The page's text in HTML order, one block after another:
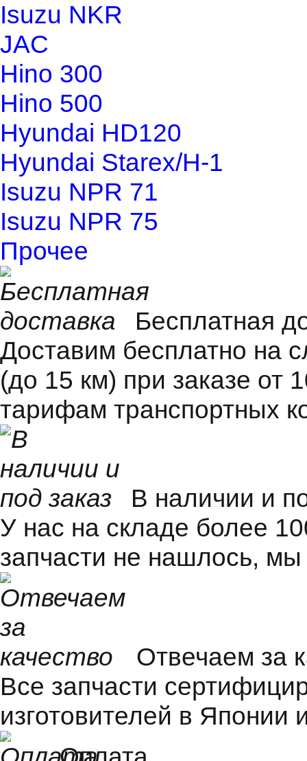
Isuzu NKR
JAC
Hino 300
Hino 500
Hyundai HD120
Hyundai Starex/H-1
Isuzu NPR 71
Isuzu NPR 75
Прочее
Бесплатная
Доставим бесплатно на
(до 15 км) при заказе от
тарифам транспортных
В наличии и
У нас на складе более
запчасти не нашлось,
Отвечаем за
Все запчасти
изготовителей в Японии